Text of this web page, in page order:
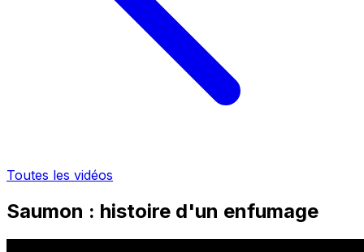
Toutes les vidéos
Saumon : histoire d'un enfumage